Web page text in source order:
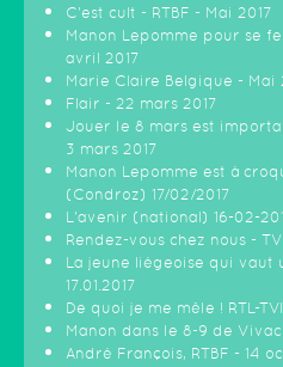
C'est cult - RTBF - Mai 2017
Manon Lepomme pour se
avril 2017
Marie Claire Belgique - Mai
Flair - 22 mars 2017
Jouer le 8 mars est
3 mars 2017
Manon Lepomme est à
(Condroz) 17/02/2017
L'avenir (national) 16-02-
Rendez-vous chez nous -
La jeune liégeoise qui vaut
17.01.2017
De quoi je me mêle ! RTL-
Manon dans le 8-9 de
André François, RTBF - 14